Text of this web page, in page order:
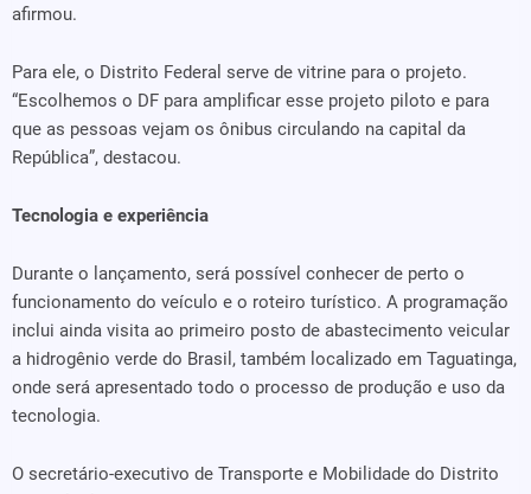
afirmou.
Para ele, o Distrito Federal serve de vitrine para o projeto.
“Escolhemos o DF para amplificar esse projeto piloto e para
que as pessoas vejam os ônibus circulando na capital da
República”, destacou.
Tecnologia e experiência
Durante o lançamento, será possível conhecer de perto o
funcionamento do veículo e o roteiro turístico. A programação
inclui ainda visita ao primeiro posto de abastecimento veicular
a hidrogênio verde do Brasil, também localizado em Taguatinga,
onde será apresentado todo o processo de produção e uso da
tecnologia.
O secretário-executivo de Transporte e Mobilidade do Distrito